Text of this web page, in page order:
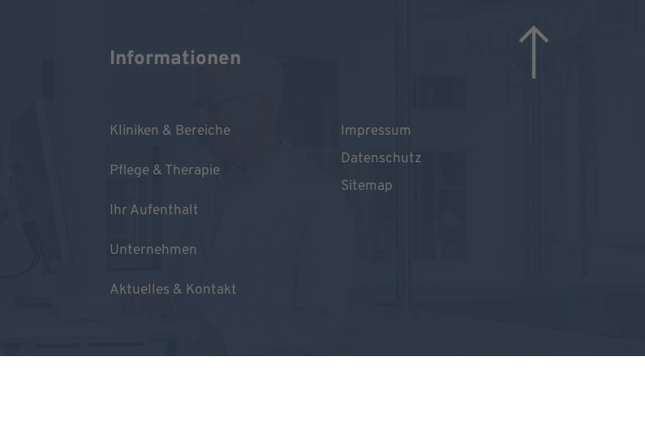
Informationen
Kliniken & Bereiche
Pflege & Therapie
Ihr Aufenthalt
Unternehmen
Aktuelles & Kontakt
Impressum
Datenschutz
Sitemap